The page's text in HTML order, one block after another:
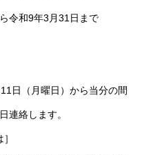
和9年3月31日まで
月曜日）から当分の間
します。